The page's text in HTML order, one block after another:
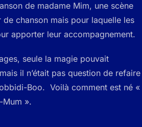
de madame Mim, une scène
chanson mais pour laquelle les
apporter leur accompagnement.
seule la magie pouvait
il n’était pas question de refaire
Boo. Voilà comment est né «
».